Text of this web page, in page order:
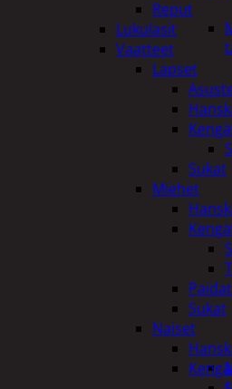
Reput
Lukulasit
Vaatteet
Lapset
Sukat
Miehet
Sukat
Naiset